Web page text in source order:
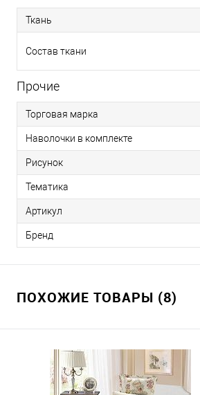
Ткань
Состав ткани
Прочие
Торговая марка
Наволочки в комплекте
Рисунок
Тематика
Артикул
Бренд
ПОХОЖИЕ ТОВАРЫ (8)